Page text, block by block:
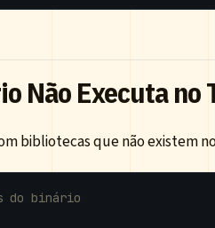
Não Executa no
bibliotecas que não existem
do binário